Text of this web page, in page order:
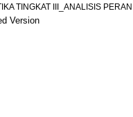
TINGKAT III_ANALISIS
Version